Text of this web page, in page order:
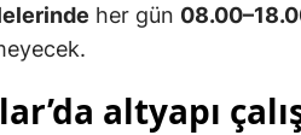
her gün
altyapı